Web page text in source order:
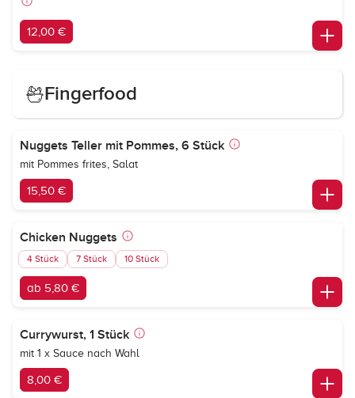
12,00 €
Fingerfood
Nuggets Teller mit Pommes, 6 Stück
mit Pommes frites, Salat
15,50 €
Chicken Nuggets
4 Stück 7 Stück 10 Stück
ab 5,80 €
Currywurst, 1 Stück
mit 1 x Sauce nach Wahl
8,00 €